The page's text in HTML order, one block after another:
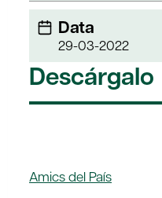
Data
29-03-2022
Descárgalo
Amics del País